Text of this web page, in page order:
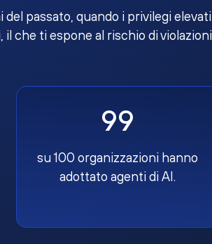
passato, quando i privilegi elevati
che ti espone al rischio di violazioni
99
su 100 organizzazioni hanno
adottato agenti di AI.